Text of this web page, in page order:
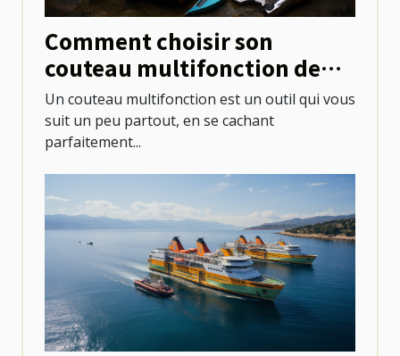
Comment choisir son
couteau multifonction de
camping ?
Un couteau multifonction est un outil qui vous
suit un peu partout, en se cachant
parfaitement...